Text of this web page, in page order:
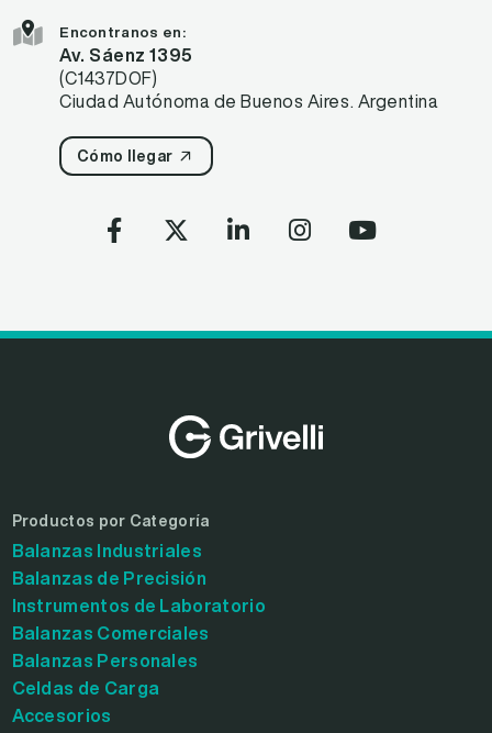
Encontranos en:
Av. Sáenz 1395
(C1437DOF)
Ciudad Autónoma de Buenos Aires. Argentina
Cómo llegar
Productos por Categoría
Balanzas Industriales
Balanzas de Precisión
Instrumentos de Laboratorio
Balanzas Comerciales
Balanzas Personales
Celdas de Carga
Accesorios